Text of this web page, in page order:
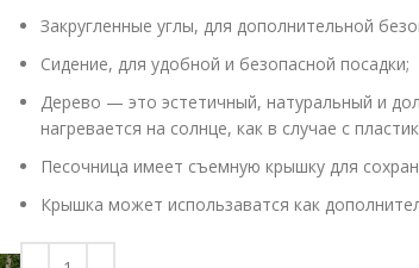
Закругленные углы, для дополнительной
Сидение, для удобной и безопасной посадки;
Дерево — это эстетичный, натуральный и
нагревается на солнце, как в случае с
Песочница имеет съемную крышку для
Крышка может использаватся как